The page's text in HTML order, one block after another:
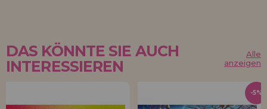
DAS KÖNNTE SIE AUCH
INTERESSIEREN
Alle
anzeigen
-5%